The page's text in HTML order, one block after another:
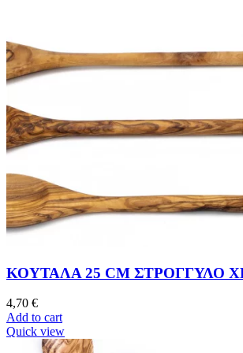
ΚΟΥΤΑΛΑ 25 CM ΣΤΡΟΓΓΥΛΟ
4,70 €
Add to cart
Quick view